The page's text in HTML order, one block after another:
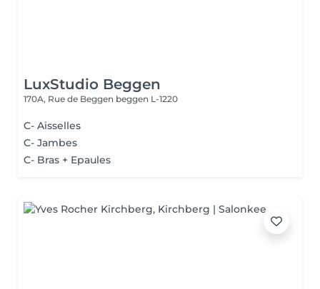
LuxStudio Beggen
170A, Rue de Beggen beggen L-1220
C- Aisselles
C- Jambes
C- Bras + Epaules